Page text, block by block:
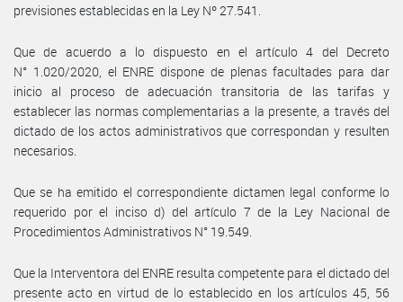
previsiones establecidas en la Ley Nº 27.541.
Que de acuerdo a lo dispuesto en el artículo 4 del Decreto
N° 1.020/2020, el ENRE dispone de plenas facultades para dar
inicio al proceso de adecuación transitoria de las tarifas y
establecer las normas complementarias a la presente, a través del
dictado de los actos administrativos que correspondan y resulten
necesarios.
Que se ha emitido el correspondiente dictamen legal conforme lo
requerido por el inciso d) del artículo 7 de la Ley Nacional de
Procedimientos Administrativos N° 19.549.
Que la Interventora del ENRE resulta competente para el dictado del
presente acto en virtud de lo establecido en los artículos 45, 56